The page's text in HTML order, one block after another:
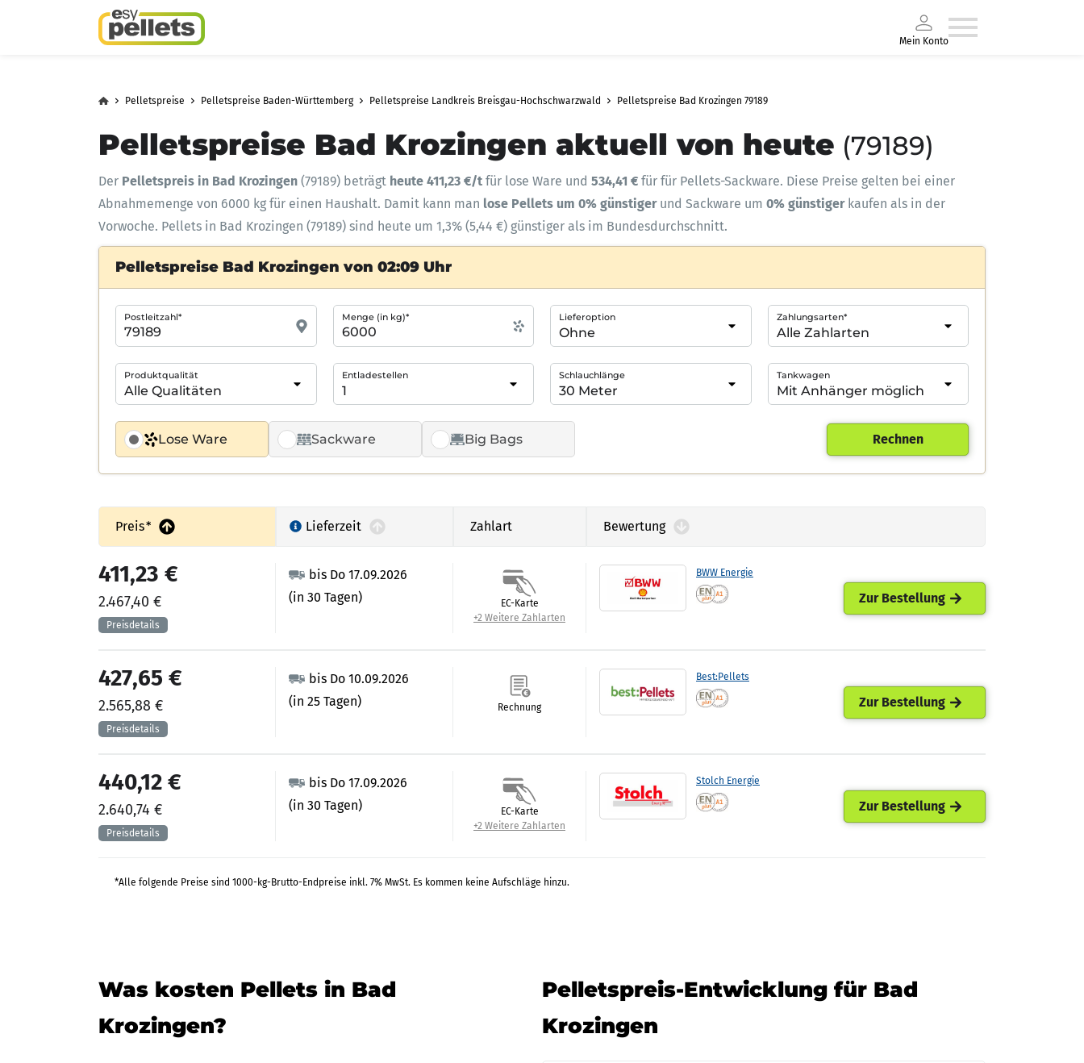
Mein Konto
Pelletspreise Pelletspreise Baden-Württemberg Pelletspreise Landkreis Breisgau-Hochschwarzwald Pelletspreise Bad Krozingen 79189
Pelletspreise Bad Krozingen aktuell von heute (79189)
Der Pelletspreis in Bad Krozingen (79189) beträgt heute 411,23 €/t für lose Ware und 534,41 € für für Pellets-Sackware. Diese Preise gelten bei einer
Abnahmemenge von 6000 kg für einen Haushalt. Damit kann man lose Pellets um 0% günstiger und Sackware um 0% günstigerkaufen als in der
Vorwoche. Pellets in Bad Krozingen (79189) sind heute um 1,3% (5,44 €) günstiger als im Bundesdurchschnitt.
Pelletspreise Bad Krozingen von 02:09 Uhr
Lose Ware Sackware Big Bags
Postleitzahl* Menge (in kg)* Lieferoption Zahlungsarten*
Produktqualität Entladestellen Schlauchlänge Tankwagen
Rechnen
Preis* Lieferzeit Zahlart Bewertung
BWW Energie
bis Do 17.09.2026
(in 30 Tagen)
411,23 €
2.467,40 €
EC-Karte
+2 Weitere Zahlarten
Zur Bestellung
Best:Pellets
bis Do 10.09.2026
(in 25 Tagen)
427,65 €
2.565,88 € Rechnung Zur Bestellung
Stolch Energie
bis Do 17.09.2026
(in 30 Tagen)
440,12 €
2.640,74 €
EC-Karte
+2 Weitere Zahlarten
Zur Bestellung
*Alle folgende Preise sind 1000-kg-Brutto-Endpreise inkl. 7% MwSt. Es kommen keine Aufschläge hinzu.
Was kosten Pellets in Bad
Krozingen?
Pelletspreis-Entwicklung für Bad
Krozingen